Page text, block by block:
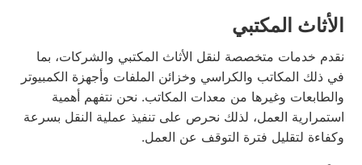
الأثاث المكتبي
نقدم خدمات متخصصة لنقل الأثاث المكتبي والشركات، بما
في ذلك المكاتب والكراسي وخزائن الملفات وأجهزة الكمبيوتر
والطابعات وغيرها من معدات المكاتب. نحن نتفهم أهمية
استمرارية العمل، لذلك نحرص على تنفيذ عملية النقل بسرعة
وكفاءة لتقليل فترة التوقف عن العمل.